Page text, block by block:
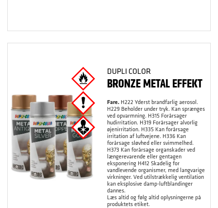
DUPLI COLOR
BRONZE METAL EFFEKT
Fare. H222 Yderst brandfarlig aerosol.
H229 Beholder under tryk. Kan sprænges
ved opvarmning. H315 Forårsager
hudirritation. H319 Forårsager alvorlig
øjenirritation. H335 Kan forårsage
irritation af luftvejene. H336 Kan
forårsage sløvhed eller svimmelhed.
H373 Kan forårsage organskader ved
længerevarende eller gentagen
eksponering H412 Skadelig for
vandlevende organismer, med langvarige
virkninger. Ved utilstrækkelig ventilation
kan eksplosive damp-luftblandinger
dannes.
Læs altid og følg altid oplysningerne på
produktets etiket.